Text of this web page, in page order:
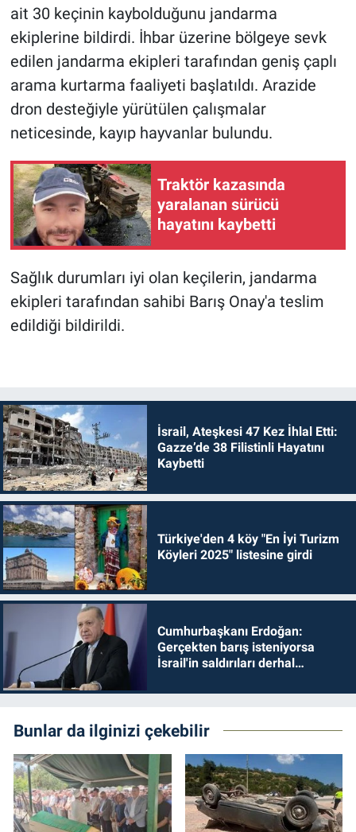
ait 30 keçinin kaybolduğunu jandarma
ekiplerine bildirdi. İhbar üzerine bölgeye sevk
edilen jandarma ekipleri tarafından geniş çaplı
arama kurtarma faaliyeti başlatıldı. Arazide
dron desteğiyle yürütülen çalışmalar
neticesinde, kayıp hayvanlar bulundu.
Traktör kazasında
yaralanan sürücü
hayatını kaybetti
Sağlık durumları iyi olan keçilerin, jandarma
ekipleri tarafından sahibi Barış Onay'a teslim
edildiği bildirildi.
İsrail, Ateşkesi 47 Kez İhlal Etti:
Gazze’de 38 Filistinli Hayatını
Kaybetti
Türkiye'den 4 köy "En İyi Turizm
Köyleri 2025" listesine girdi
Cumhurbaşkanı Erdoğan:
Gerçekten barış isteniyorsa
İsrail'in saldırıları derhal
Bunlar da ilginizi çekebilir